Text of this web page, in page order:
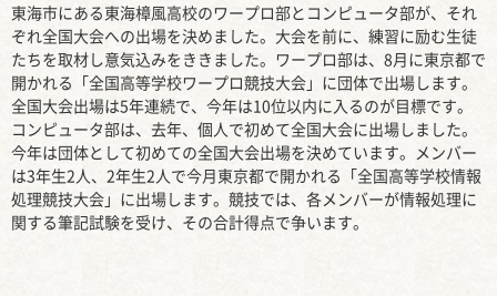
東海市にある東海樟風高校のワープロ部とコンピュータ部が、それ
ぞれ全国大会への出場を決めました。大会を前に、練習に励む生徒
たちを取材し意気込みをききました。ワープロ部は、8月に東京都で
開かれる「全国高等学校ワープロ競技大会」に団体で出場します。
全国大会出場は5年連続で、今年は10位以内に入るのが目標です。
コンピュータ部は、去年、個人で初めて全国大会に出場しました。
今年は団体として初めての全国大会出場を決めています。メンバー
は3年生2人、2年生2人で今月東京都で開かれる「全国高等学校情報
処理競技大会」に出場します。競技では、各メンバーが情報処理に
関する筆記試験を受け、その合計得点で争います。